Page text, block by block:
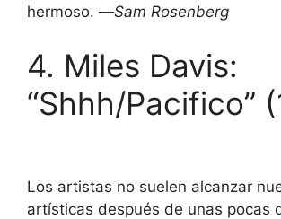
hermoso. —Sam Rosenberg
4. Miles Davis:
“Shhh/Pacifico”
Los artistas no suelen alcanzar
artísticas después de unas pocas